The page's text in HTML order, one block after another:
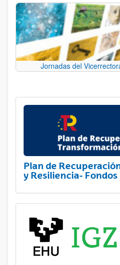
Jornadas del
Plan de
y Resiliencia- Fondos